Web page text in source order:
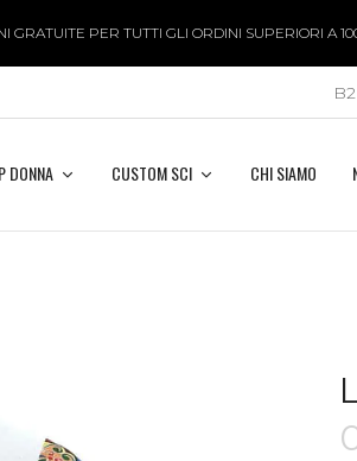
GRATUITE PER TUTTI GLI ORDINI SUPERIORI A
DONNA CUSTOM SCI CHI SIAMO